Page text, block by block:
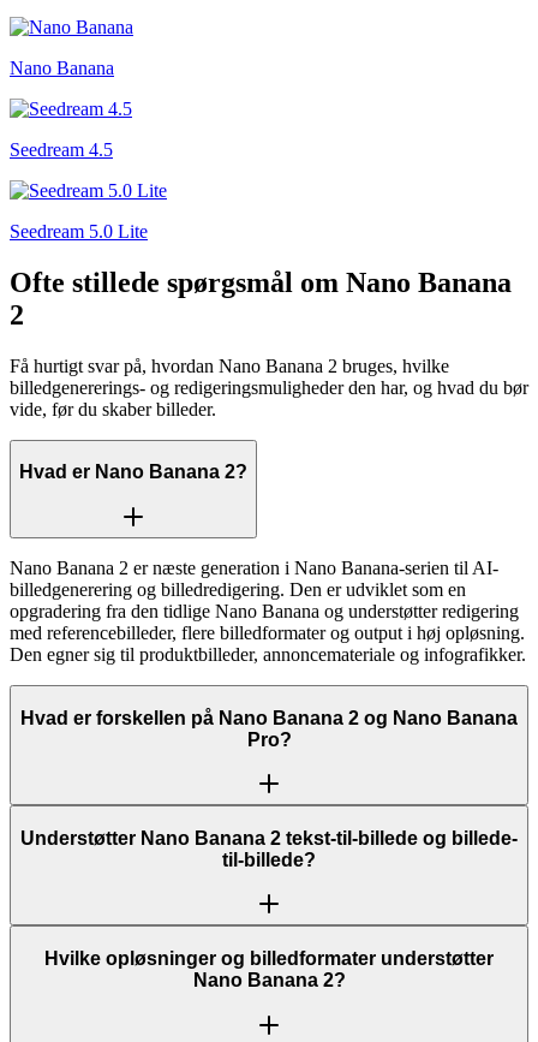
Nano Banana
Seedream 4.5
Seedream 5.0 Lite
Ofte stillede spørgsmål om Nano Banana
2
Få hurtigt svar på, hvordan Nano Banana 2 bruges, hvilke
billedgenererings- og redigeringsmuligheder den har, og hvad du bør
vide, før du skaber billeder.
Hvad er Nano Banana 2?
Nano Banana 2 er næste generation i Nano Banana-serien til AI-
billedgenerering og billedredigering. Den er udviklet som en
opgradering fra den tidlige Nano Banana og understøtter redigering
med referencebilleder, flere billedformater og output i høj opløsning.
Den egner sig til produktbilleder, annoncemateriale og infografikker.
Hvad er forskellen på Nano Banana 2 og Nano Banana
Pro?
Understøtter Nano Banana 2 tekst-til-billede og billede-
til-billede?
Hvilke opløsninger og billedformater understøtter
Nano Banana 2?